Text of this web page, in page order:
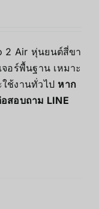
2 Air หุ่นยนต์สี่ขา
อร์พื้นฐาน เหมาะ
ช้งานทั่วไป หาก
สอบถาม LINE